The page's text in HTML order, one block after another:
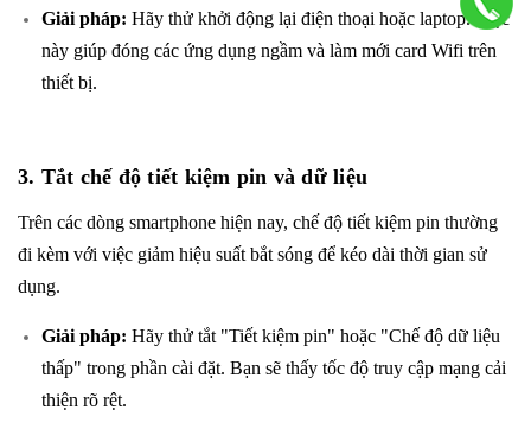
Giải pháp: Hãy thử khởi động lại điện thoại hoặc laptop. Việc
này giúp đóng các ứng dụng ngầm và làm mới card Wifi trên
thiết bị.
3. Tắt chế độ tiết kiệm pin và dữ liệu
Trên các dòng smartphone hiện nay, chế độ tiết kiệm pin thường
đi kèm với việc giảm hiệu suất bắt sóng để kéo dài thời gian sử
dụng.
Giải pháp: Hãy thử tắt "Tiết kiệm pin" hoặc "Chế độ dữ liệu
thấp" trong phần cài đặt. Bạn sẽ thấy tốc độ truy cập mạng cải
thiện rõ rệt.